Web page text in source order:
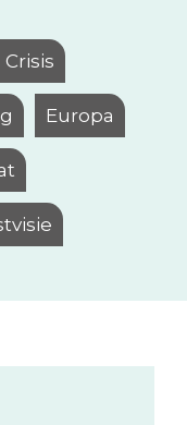
Crisis
Europa